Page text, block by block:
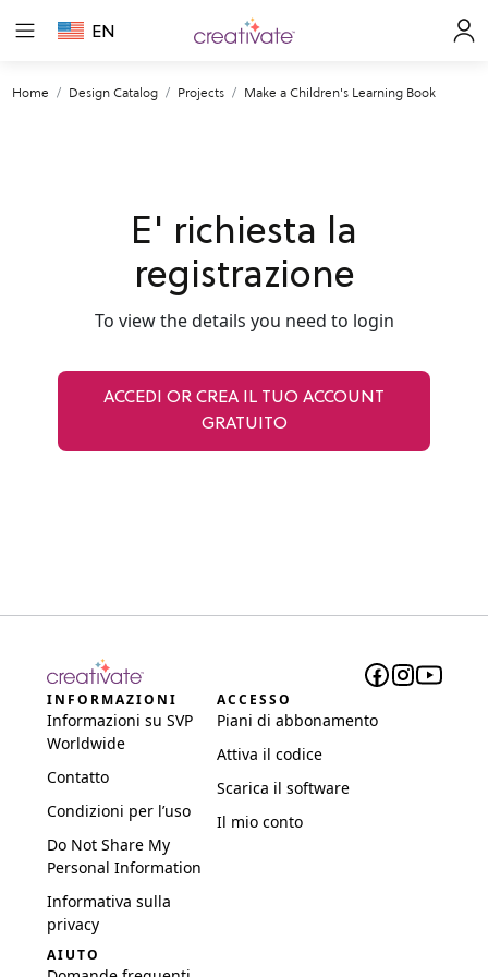
EN
Home Design Catalog Projects Make a Children's Learning Book
E' richiesta la
registrazione
To view the details you need to login
ACCEDI OR CREA IL TUO ACCOUNT
GRATUITO
INFORMAZIONI
Informazioni su SVP
Worldwide
Contatto
Condizioni per l’uso
Do Not Share My
Personal Information
Informativa sulla
privacy
ACCESSO
Piani di abbonamento
Attiva il codice
Scarica il software
Il mio conto
AIUTO